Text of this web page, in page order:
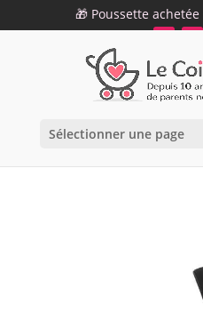
🎁 Poussette
09 75 12 34 19
Sélectionner une page